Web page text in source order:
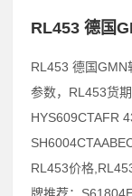
RL453 德国
RL453 德国
参数，RL453货
HYS609CTAFR
RL453价格
牌推荐：